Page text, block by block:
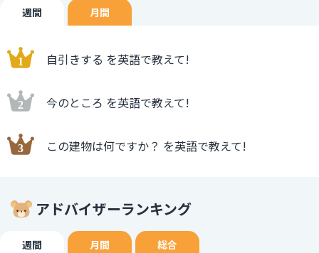
週間 月間
自引きする を英語で教えて!
今のところ を英語で教えて!
この建物は何ですか？ を英語で教えて!
アドバイザーランキング
週間 月間 総合